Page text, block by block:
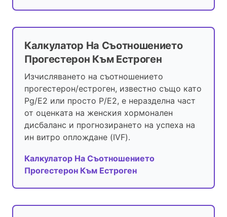
Калкулатор На Съотношението
Прогестерон Към Естроген
Изчисляването на съотношението
прогестерон/естроген, известно също като
Pg/E2 или просто P/E2, е неразделна част
от оценката на женския хормонален
дисбаланс и прогнозирането на успеха на
ин витро оплождане (IVF).
Калкулатор На Съотношението
Прогестерон Към Естроген